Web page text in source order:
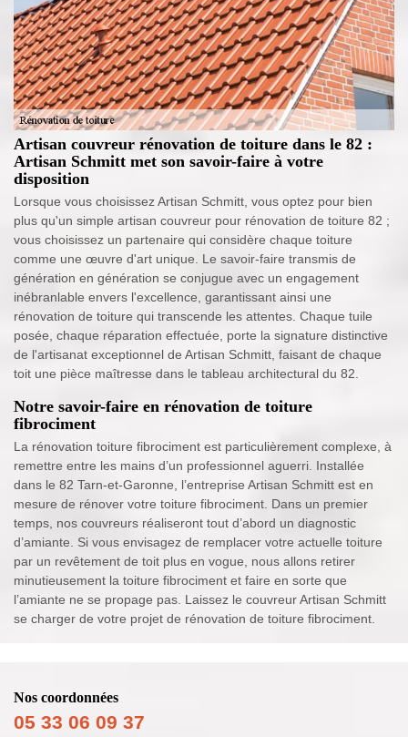
Artisan couvreur rénovation de toiture dans le 82 :
Artisan Schmitt met son savoir-faire à votre
disposition
Lorsque vous choisissez Artisan Schmitt, vous optez pour bien
plus qu'un simple artisan couvreur pour rénovation de toiture 82 ;
vous choisissez un partenaire qui considère chaque toiture
comme une œuvre d'art unique. Le savoir-faire transmis de
génération en génération se conjugue avec un engagement
inébranlable envers l'excellence, garantissant ainsi une
rénovation de toiture qui transcende les attentes. Chaque tuile
posée, chaque réparation effectuée, porte la signature distinctive
de l'artisanat exceptionnel de Artisan Schmitt, faisant de chaque
toit une pièce maîtresse dans le tableau architectural du 82.
Notre savoir-faire en rénovation de toiture
fibrociment
La rénovation toiture fibrociment est particulièrement complexe, à
remettre entre les mains d’un professionnel aguerri. Installée
dans le 82 Tarn-et-Garonne, l’entreprise Artisan Schmitt est en
mesure de rénover votre toiture fibrociment. Dans un premier
temps, nos couvreurs réaliseront tout d’abord un diagnostic
d’amiante. Si vous envisagez de remplacer votre actuelle toiture
par un revêtement de toit plus en vogue, nous allons retirer
minutieusement la toiture fibrociment et faire en sorte que
l’amiante ne se propage pas. Laissez le couvreur Artisan Schmitt
se charger de votre projet de rénovation de toiture fibrociment.
Nos coordonnées
05 33 06 09 37